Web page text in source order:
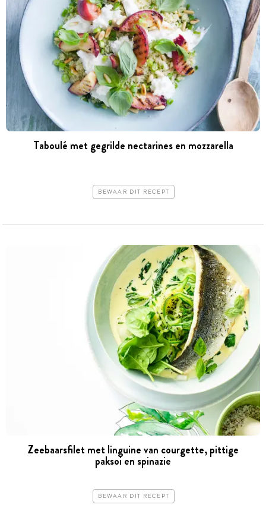
Taboulé met gegrilde nectarines en mozzarella
BEWAAR DIT RECEPT
Zeebaarsfilet met linguine van courgette, pittige
paksoi en spinazie
BEWAAR DIT RECEPT